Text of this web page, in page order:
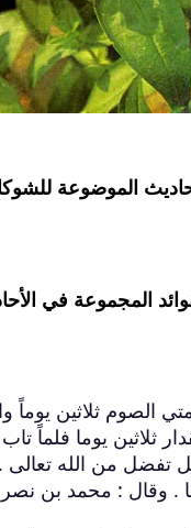
الموضوعة
المجموعة في
الصوم ثلاثين
يوما فلماً تاب
تفضل من الله تعالى .
: محمد بن نصر